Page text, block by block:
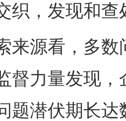
织，发现和查
源看，多数
督力量发现
题潜伏期长